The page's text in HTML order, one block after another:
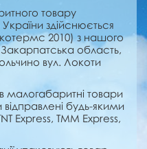
товару
здійснюється
2010) з нашого
область,
вул. Локоти
малогабаритні товари
будь-якими
Express, TMM Express,